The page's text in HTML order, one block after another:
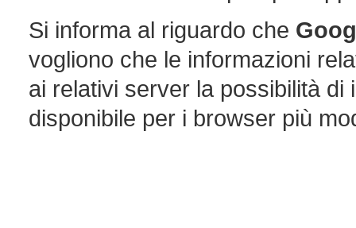
Si informa al riguardo che
vogliono che le informazioni
ai relativi server la possibilità
disponibile per i browser più